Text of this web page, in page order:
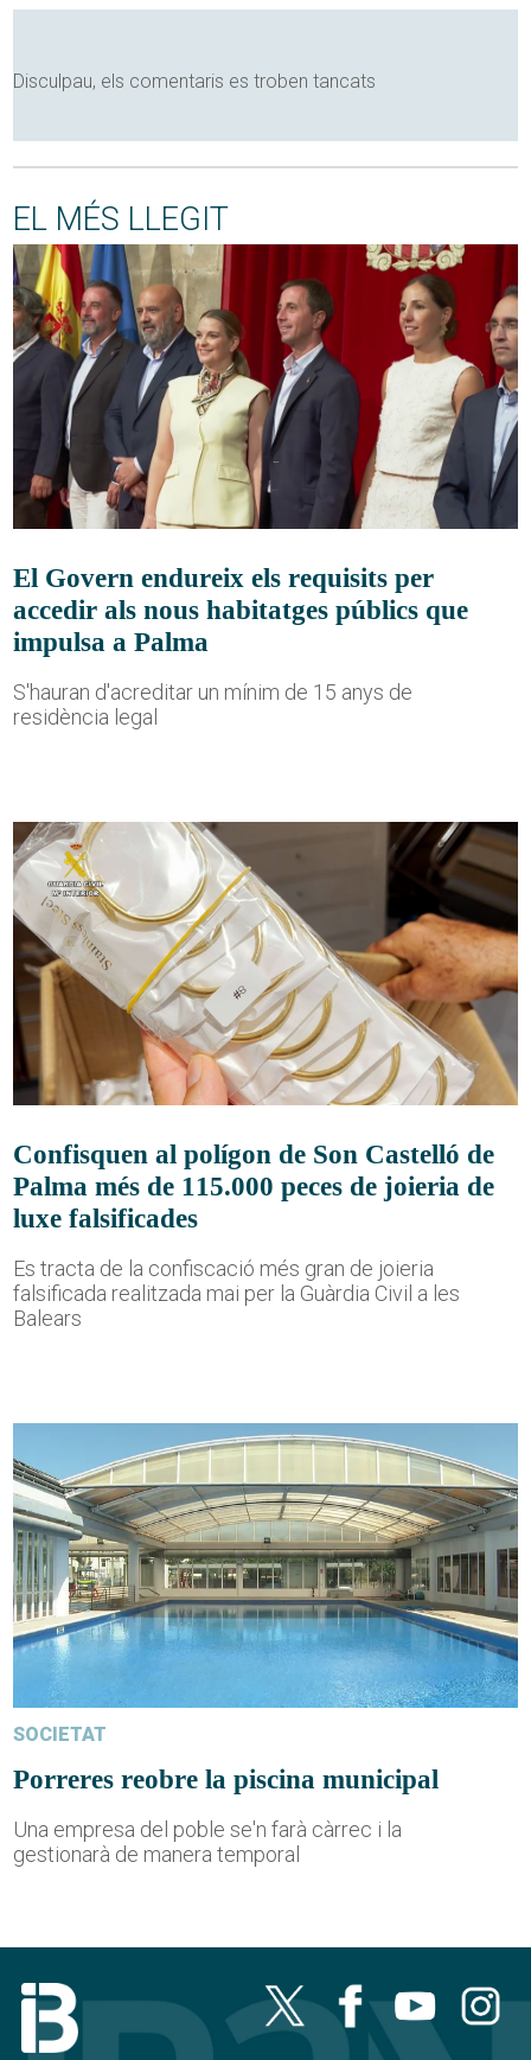
Disculpau, els comentaris es troben tancats
EL MÉS LLEGIT
El Govern endureix els requisits per
accedir als nous habitatges públics que
impulsa a Palma
S'hauran d'acreditar un mínim de 15 anys de
residència legal
Confisquen al polígon de Son Castelló de
Palma més de 115.000 peces de joieria de
luxe falsificades
Es tracta de la confiscació més gran de joieria
falsificada realitzada mai per la Guàrdia Civil a les
Balears
SOCIETAT
Porreres reobre la piscina municipal
Una empresa del poble se'n farà càrrec i la
gestionarà de manera temporal